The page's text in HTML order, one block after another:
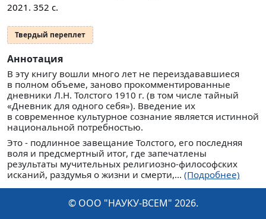
2021. 352 с.
Твердый переплет
Аннотация
В эту книгу вошли много лет не переиздававшиеся
в полном объеме, заново прокомментированные
дневники Л.Н. Толстого 1910 г. (в том числе тайный
«Дневник для одного себя»). Введение их
в современное культурное сознание является истинной
национальной потребностью.
Это - подлинное завещание Толстого, его последняя
воля и предсмертный итог, где запечатлены
результаты мучительных религиозно-философских
исканий, раздумья о жизни и смерти,... (Подробнее)
© ООО "НАУКУ-ВСЕМ" 2026.